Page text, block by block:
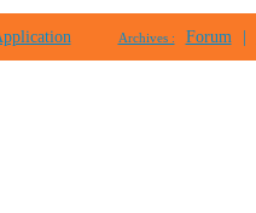
Archives : Forum |